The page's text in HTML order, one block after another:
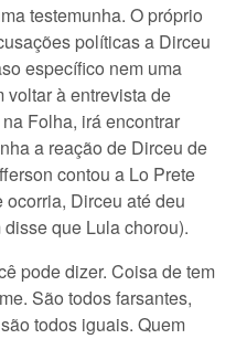
testemunha. O próprio
políticas a Dirceu
específico nem uma
voltar à entrevista de
Folha, irá encontrar
a reação de Dirceu de
contou a Lo Prete
Dirceu até deu
que Lula chorou).
pode dizer. Coisa de tem
São todos farsantes,
todos iguais. Quem